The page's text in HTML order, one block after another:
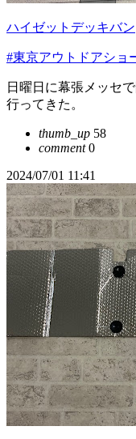
ハイゼットデッキバン
#東京アウトドアショ
日曜日に幕張メッセ
行ってきた。
thumb_up 58
comment0
2024/07/01 11:41